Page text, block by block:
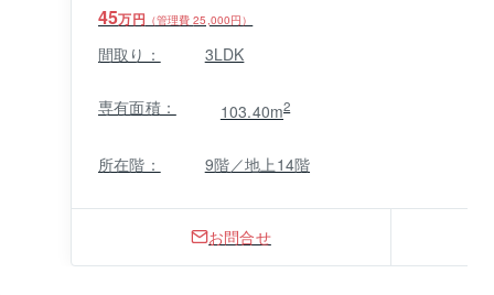
45万円 （管理費25,000円）
間取り： 3LDK
専有面積： 103.40m2
所在階： 9階／地上14階
お問合せ